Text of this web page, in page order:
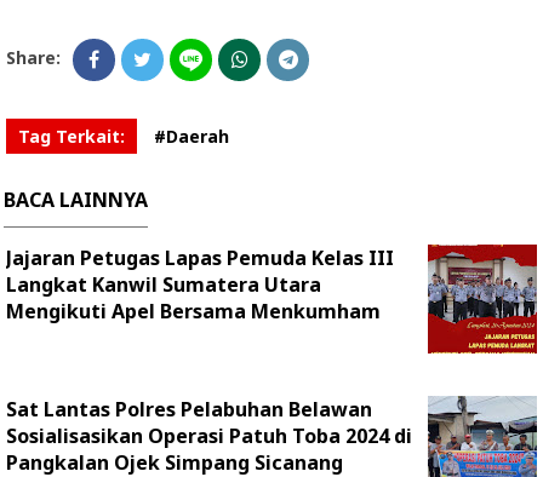
Share:
Tag Terkait: #Daerah
BACA LAINNYA
Jajaran Petugas Lapas Pemuda Kelas III
Langkat Kanwil Sumatera Utara
Mengikuti Apel Bersama Menkumham
Sat Lantas Polres Pelabuhan Belawan
Sosialisasikan Operasi Patuh Toba 2024 di
Pangkalan Ojek Simpang Sicanang